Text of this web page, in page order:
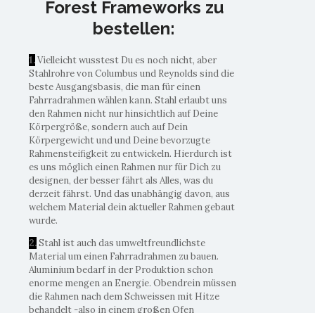
Forest Frameworks zu
bestellen:
1.Vielleicht wusstest Du es noch nicht, aber
Stahlrohre von Columbus und Reynolds sind die
beste Ausgangsbasis, die man für einen
Fahrradrahmen wählen kann. Stahl erlaubt uns
den Rahmen nicht nur hinsichtlich auf Deine
Körpergröße, sondern auch auf Dein
Körpergewicht und und Deine bevorzugte
Rahmensteifigkeit zu entwickeln. Hierdurch ist
es uns möglich einen Rahmen nur für Dich zu
designen, der besser fährt als Alles, was du
derzeit fährst. Und das unabhängig davon, aus
welchem Material dein aktueller Rahmen gebaut
wurde.
2.Stahl ist auch das umweltfreundlichste
Material um einen Fahrradrahmen zu bauen.
Aluminium bedarf in der Produktion schon
enorme mengen an Energie. Obendrein müssen
die Rahmen nach dem Schweissen mit Hitze
behandelt -also in einem großen Ofen